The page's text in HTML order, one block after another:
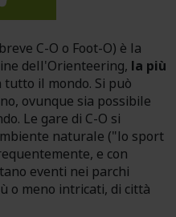
C-O o Foot-O) è la
dell'Orienteering, la più
tutto il mondo. Si può
ovunque sia possibile
Le gare di C-O si
naturale ("lo sport
e con
eventi nei parchi
o meno intricati, di città